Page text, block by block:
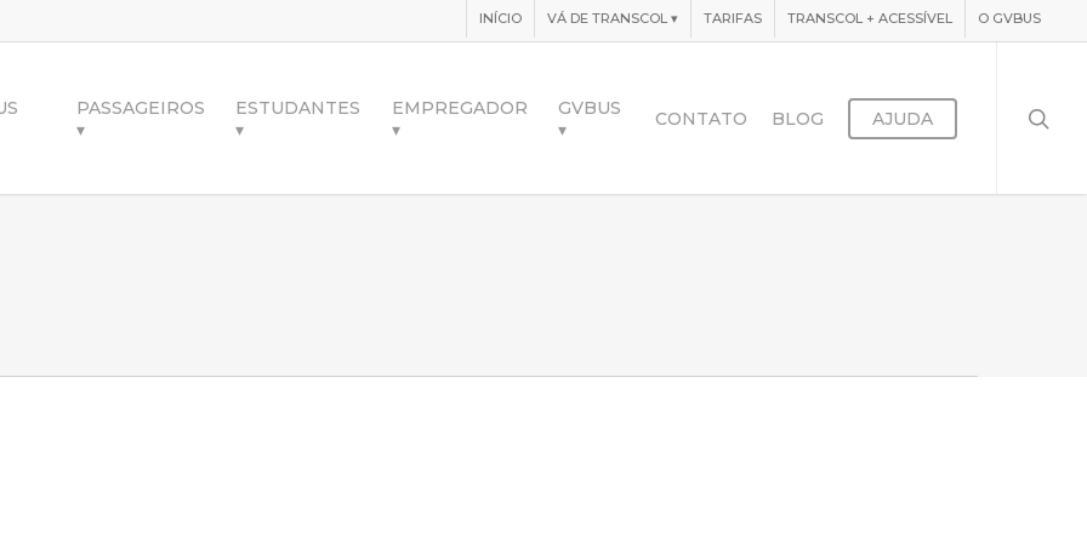
INÍCIO VÁ DE TRANSCOL ▾ TARIFAS TRANSCOL + ACESSÍVEL O GVBUS
PASSAGEIROS
▾
ESTUDANTES
▾
EMPREGADOR
▾
GVBUS
▾
CONTATO BLOG AJUDA